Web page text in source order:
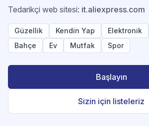
Tedarikçi web sitesi: it.aliexpress.com
Güzellik Kendin Yap Elektronik
Bahçe
Ev Mutfak Spor
Başlayın
Sizin için listeleriz